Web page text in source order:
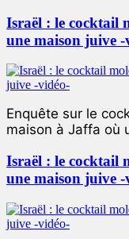
Israël : le cocktail
une maison juive -
Enquête sur le
maison à Jaffa où
Israël : le cocktail
une maison juive -